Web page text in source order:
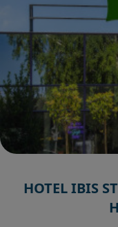
HOTEL IBIS